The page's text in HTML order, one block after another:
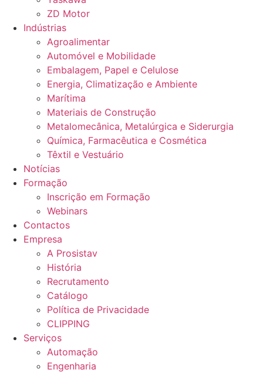
ZD Motor
Indústrias
Agroalimentar
Automóvel e Mobilidade
Embalagem, Papel e Celulose
Energia, Climatização e Ambiente
Marítima
Materiais de Construção
Metalomecânica, Metalúrgica e Siderurgia
Química, Farmacêutica e Cosmética
Têxtil e Vestuário
Notícias
Formação
Inscrição em Formação
Webinars
Contactos
Empresa
A Prosistav
História
Recrutamento
Catálogo
Política de Privacidade
CLIPPING
Serviços
Automação
Engenharia